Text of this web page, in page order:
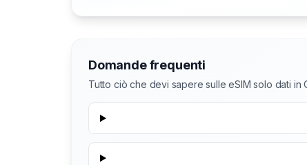
Domande frequenti
Tutto ciò che devi sapere sulle eSIM solo dati in